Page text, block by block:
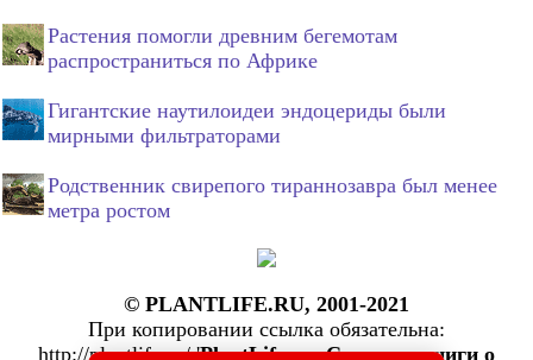
Растения помогли древним бегемотам
распространиться по Африке
Гигантские наутилоидеи эндоцериды были
мирными фильтраторами
Родственник свирепого тираннозавра был менее
метра ростом
© PLANTLIFE.RU, 2001-2021
При копировании ссылка обязательна:
http://plantlife.ru/ 'PlantLife.ru: Статьи и книги о